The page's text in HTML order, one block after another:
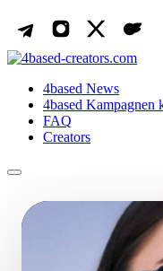
4based News
4based Kampagnen
FAQ
Creators